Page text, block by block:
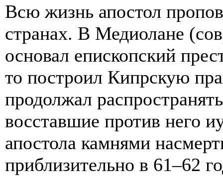
Всю жизнь апостол
странах. В Медиолане
основал епископский
то построил Кипрскую
продолжал
восставшие против него
апостола камнями
приблизительно в 61–62